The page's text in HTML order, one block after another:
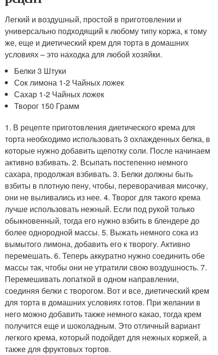
Легкий и воздушный, простой в приготовлении и
универсально подходящий к любому типу коржа, к тому
же, еще и диетический крем для торта в домашних
условиях – это находка для любой хозяйки.
Белки 3 Штуки
Сок лимона 1-2 Чайных ложек
Сахар 1-2 Чайных ложек
Творог 150 Грамм
1. В рецепте приготовления диетического крема для
торта необходимо использовать 3 охлажденных белка, в
которые нужно добавить щепотку соли. После начинаем
активно взбивать. 2. Всыпать постепенно немного
сахара, продолжая взбивать. 3. Белки должны быть
взбиты в плотную пену, чтобы, переворачивая мисочку,
они не выливались из нее. 4. Творог для такого крема
лучше использовать нежный. Если под рукой только
обыкновенный, тогда его нужно взбить в блендере до
более однородной массы. 5. Выжать немного сока из
вымытого лимона, добавить его к творогу. Активно
перемешать. 6. Теперь аккуратно нужно соединить обе
массы так, чтобы они не утратили свою воздушность. 7.
Перемешивать лопаткой в одном направлении,
соединяя белки с творогом. Вот и все, диетический крем
для торта в домашних условиях готов. При желании в
него можно добавить также немного какао, тогда крем
получится еще и шоколадным. Это отличный вариант
легкого крема, который подойдет для нежных коржей, а
также для фруктовых тортов.